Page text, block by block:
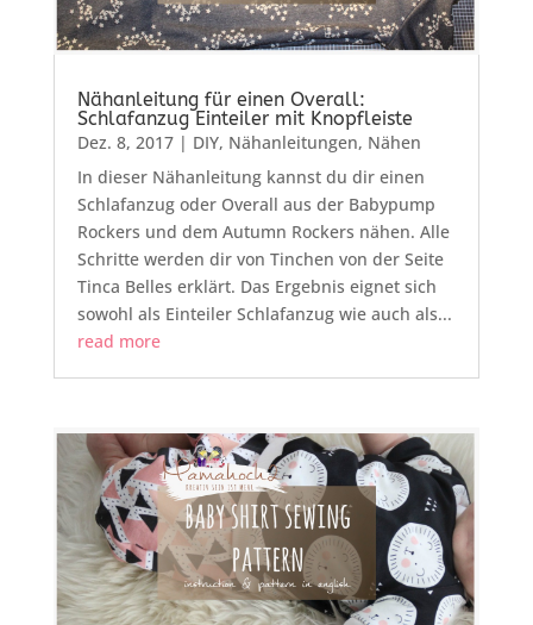
Nähanleitung für einen Overall:
Schlafanzug Einteiler mit Knopfleiste
Dez. 8, 2017| DIY, Nähanleitungen, Nähen
In dieser Nähanleitung kannst du dir einen
Schlafanzug oder Overall aus der Babypump
Rockers und dem Autumn Rockers nähen. Alle
Schritte werden dir von Tinchen von der Seite
Tinca Belles erklärt. Das Ergebnis eignet sich
sowohl als Einteiler Schlafanzug wie auch als...
read more